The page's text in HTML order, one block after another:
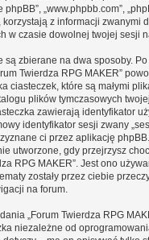
„www.phpbb.com”,
korzystają z informacji zwanymi
w czasie dowolnej twojej sesji
są zbierane na dwa sposoby.
Twierdza RPG MAKER”
ciasteczek, które są małymi
plików tymczasowych
zawierają identyfikator
identyfikator sesji zwany
ci przez aplikację
utworzone, gdy przejrzysz
RPG MAKER”. Jest ono
zostały przez ciebie
na forum.
„Forum Twierdza RPG
niezależne od